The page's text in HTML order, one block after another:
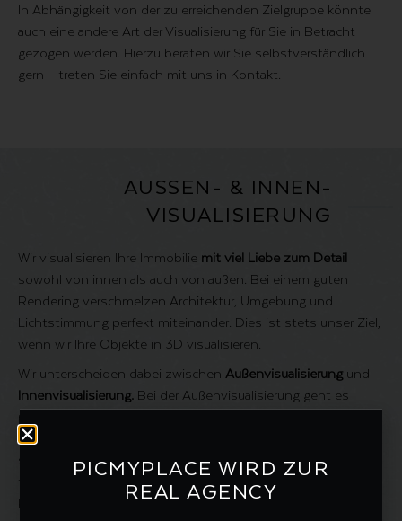
In Abhängigkeit von der zu erreichenden Zielgruppe könnte
auch eine andere Art der Visualisierung für Sie in Betracht
gezogen werden. Hierzu beraten wir Sie selbstverständlich
gern – treten Sie einfach mit uns in Kontakt.
AUSSEN- & INNEN­
VISUALISIERUNG
Wir visualisieren Ihre Immobilie mit viel Liebe zum Detail
sowohl von innen als auch von außen. Bei einem guten
Rendering verschmelzen Architektur, Umgebung und
Lichtstimmung perfekt miteinander. Dies ist stets unser Ziel,
wenn wir Ihre Objekte in 3D visualisieren.
Wir unterscheiden dabei zwischen Außenvisualisierung und
Innenvisualisierung. Bei der Außenvisualisierung geht es
primär darum, das gesamte Bauvorhaben architektonisch
darzustellen und zu präsentieren, wie sich das Gebäude in
seine Umgebung einfügt. Sie ist insbesondere für noch nicht
fertig errichtete Objekte interessant. Im Gegensatz dazu
konzentriert sich die Innenvisualisierung auf die Präsentation
PICMYPLACE WIRD ZUR
REAL AGENCY